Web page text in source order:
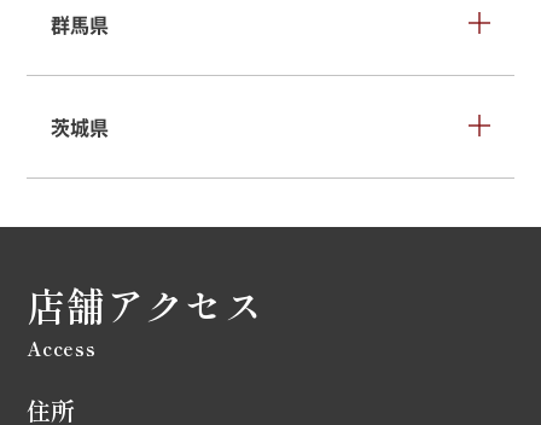
群馬県
茨城県
店舗アクセス
Access
住所